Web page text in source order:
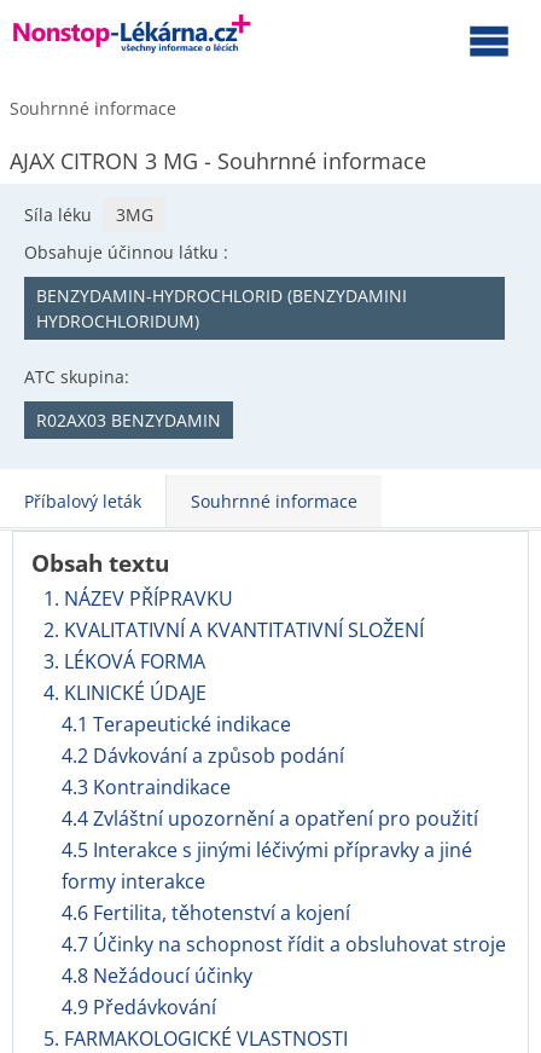
Souhrnné informace
AJAX CITRON 3 MG - Souhrnné informace
Síla léku
3MG
Obsahuje účinnou látku :
BENZYDAMIN-HYDROCHLORID (BENZYDAMINI
HYDROCHLORIDUM)
ATC skupina:
R02AX03 BENZYDAMIN
Příbalový leták Souhrnné informace
Obsah textu
1. NÁZEV PŘÍPRAVKU
2. KVALITATIVNÍ A KVANTITATIVNÍ SLOŽENÍ
3. LÉKOVÁ FORMA
4. KLINICKÉ ÚDAJE
4.1 Terapeutické indikace
4.2 Dávkování a způsob podání
4.3 Kontraindikace
4.4 Zvláštní upozornění a opatření pro použití
4.5 Interakce s jinými léčivými přípravky a jiné
formy interakce
4.6 Fertilita, těhotenství a kojení
4.7 Účinky na schopnost řídit a obsluhovat stroje
4.8 Nežádoucí účinky
4.9 Předávkování
5. FARMAKOLOGICKÉ VLASTNOSTI